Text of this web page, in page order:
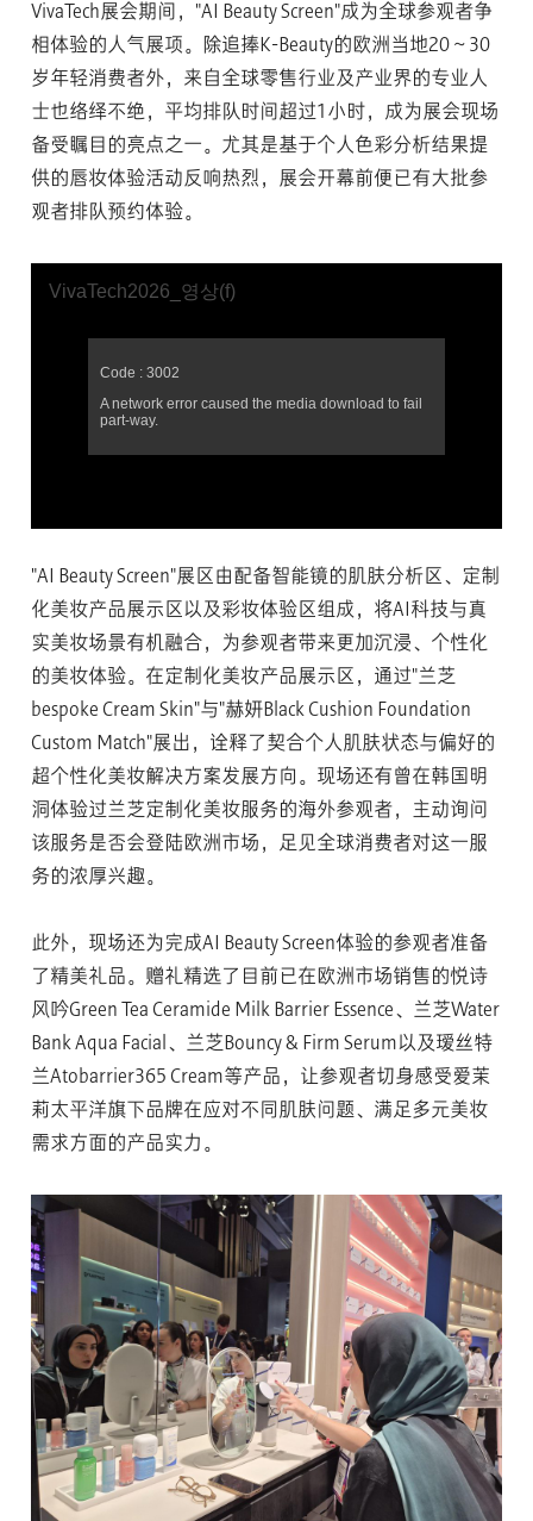
VivaTech展会期间，"AI Beauty Screen"成为全球参观者争
相体验的人气展项。除追捧K-Beauty的欧洲当地20～30
岁年轻消费者外，来自全球零售行业及产业界的专业人
士也络绎不绝，平均排队时间超过1小时，成为展会现场
备受瞩目的亮点之一。尤其是基于个人色彩分析结果提
供的唇妆体验活动反响热烈，展会开幕前便已有大批参
观者排队预约体验。
"AI Beauty Screen"展区由配备智能镜的肌肤分析区、定制
化美妆产品展示区以及彩妆体验区组成，将AI科技与真
实美妆场景有机融合，为参观者带来更加沉浸、个性化
的美妆体验。在定制化美妆产品展示区，通过"兰芝
bespoke Cream Skin"与"赫妍Black Cushion Foundation
Custom Match"展出，诠释了契合个人肌肤状态与偏好的
超个性化美妆解决方案发展方向。现场还有曾在韩国明
洞体验过兰芝定制化美妆服务的海外参观者，主动询问
该服务是否会登陆欧洲市场，足见全球消费者对这一服
务的浓厚兴趣。
此外，现场还为完成AI Beauty Screen体验的参观者准备
了精美礼品。赠礼精选了目前已在欧洲市场销售的悦诗
风吟Green Tea Ceramide Milk Barrier Essence、兰芝Water
Bank Aqua Facial、兰芝Bouncy & Firm Serum以及瑷丝特
兰Atobarrier365 Cream等产品，让参观者切身感受爱茉
莉太平洋旗下品牌在应对不同肌肤问题、满足多元美妆
需求方面的产品实力。